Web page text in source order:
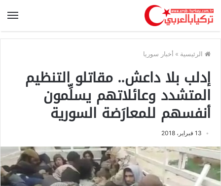
الرئيسية » أخبار سوريا
إدلب بلا داعش.. مقاتلو التنظيم
المتشدد وعائلاتهم يسلِّمون
أنفسهم للمعارَضة السورية
13 فبراير، 2018